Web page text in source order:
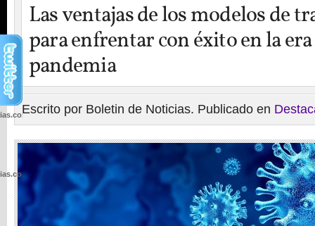
Las ventajas de los modelos de
para enfrentar con éxito en la
pandemia
Escrito por Boletin de Noticias. Publicado en
wp-
wp-